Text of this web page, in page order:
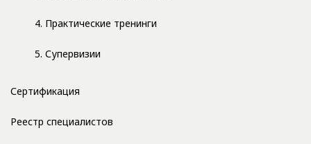
4. Практические тренинги
5. Супервизии
Сертификация
Реестр специалистов